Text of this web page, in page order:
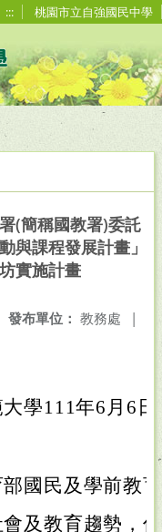
::: 桃園市立自強國民中學
(簡稱國教署)委託
與課程發展計畫」
實施計畫
發布單位： 教務處 |
學111年6月6
國民及學前教
及教育趨勢，